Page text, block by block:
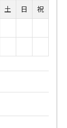
土 日
祝